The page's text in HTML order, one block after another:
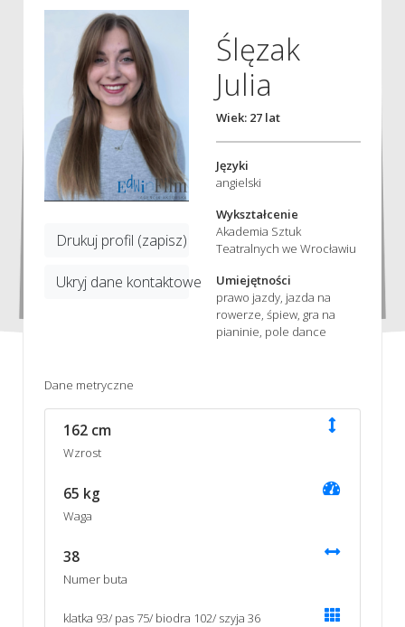
Drukuj profil (zapisz)
Ukryj dane kontaktowe
Ślęzak
Julia
Wiek: 27 lat
Języki
angielski
Wykształcenie
Akademia Sztuk
Teatralnych we Wrocławiu
Umiejętności
prawo jazdy, jazda na
rowerze, śpiew, gra na
pianinie, pole dance
Dane metryczne
162 cm
Wzrost
65 kg
Waga
38
Numer buta
klatka 93/ pas 75/ biodra 102/ szyja 36